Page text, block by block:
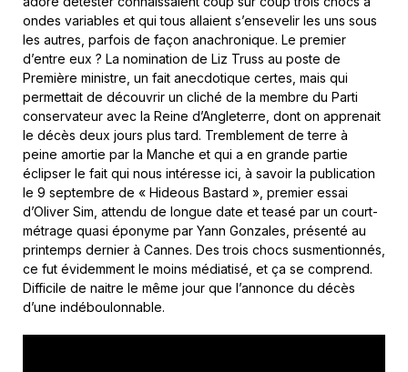
ondes variables et qui tous allaient s’ensevelir les uns sous
les autres, parfois de façon anachronique. Le premier
d’entre eux ? La nomination de Liz Truss au poste de
Première ministre, un fait anecdotique certes, mais qui
permettait de découvrir un cliché de la membre du Parti
conservateur avec la Reine d’Angleterre, dont on apprenait
le décès deux jours plus tard. Tremblement de terre à
peine amortie par la Manche et qui a en grande partie
éclipser le fait qui nous intéresse ici, à savoir la publication
le 9 septembre de « Hideous Bastard », premier essai
d’Oliver Sim, attendu de longue date et teasé par un court-
métrage quasi éponyme par Yann Gonzales, présenté au
printemps dernier à Cannes. Des trois chocs susmentionnés,
ce fut évidemment le moins médiatisé, et ça se comprend.
Difficile de naitre le même jour que l’annonce du décès
d’une indéboulonnable.